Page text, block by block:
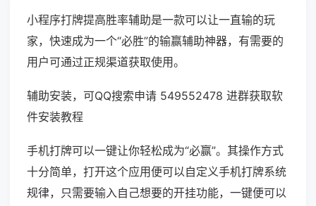
小程序打牌提高胜率辅助是一款可以让一直输的玩
家，快速成为一个“必胜”的输赢辅助神器，有需要的
用户可通过正规渠道获取使用。
辅助安装，可QQ搜索申请 549552478 进群获取软
件安装教程
手机打牌可以一键让你轻松成为“必赢”。其操作方式
十分简单，打开这个应用便可以自定义手机打牌系统
规律，只需要输入自己想要的开挂功能，一键便可以